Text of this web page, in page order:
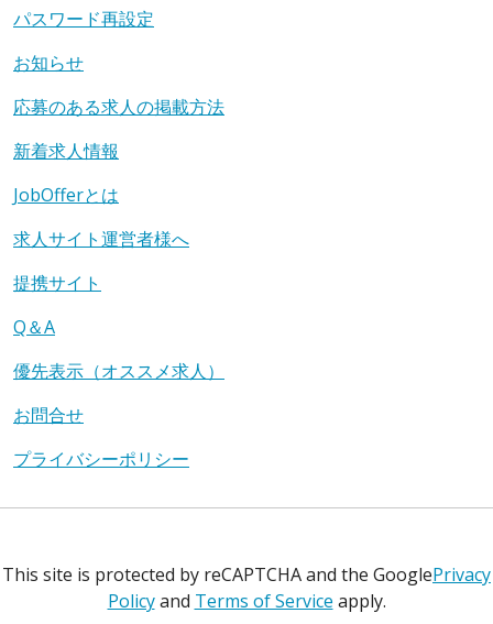
パスワード再設定
お知らせ
応募のある求人の掲載方法
新着求人情報
JobOfferとは
求人サイト運営者様へ
提携サイト
Q＆A
優先表示（オススメ求人）
お問合せ
プライバシーポリシー
This site is protected by reCAPTCHA and the GooglePrivacy
Policyand Terms of Service apply.